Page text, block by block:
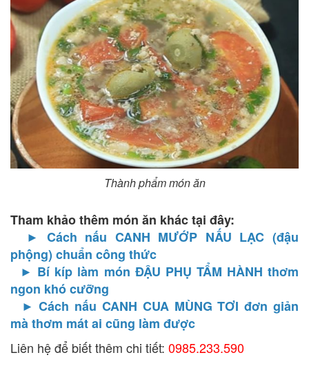
Thành phẩm món ăn
Tham khảo thêm món ăn khác tại đây:
► Cách nấu CANH MƯỚP NẤU LẠC (đậu
phộng) chuẩn công thức
► Bí kíp làm món ĐẬU PHỤ TẨM HÀNH thơm
ngon khó cưỡng
► Cách nấu CANH CUA MÙNG TƠI đơn giản
mà thơm mát ai cũng làm được
Liên hệ để biết thêm chi tiết: 0985.233.590